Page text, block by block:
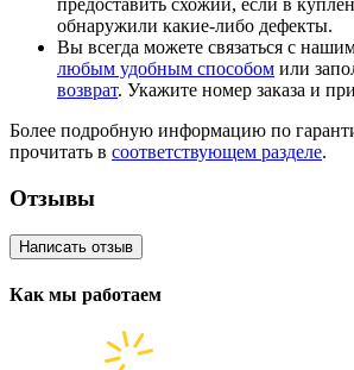
предоставить схожий, если в
обнаружили какие-либо дефекты.
Вы всегда можете связаться с
любым удобным способом или
возврат. Укажите номер заказа и
Более подробную информацию по
прочитать в соответствующем разделе.
Отзывы
Написать отзыв
Как мы работаем